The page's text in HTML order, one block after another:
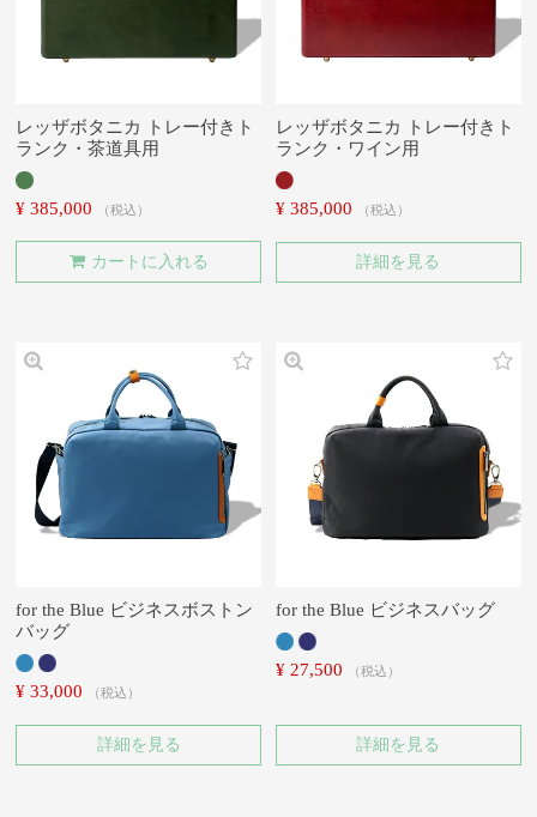
レッザボタニカ トレー付きト
ランク・茶道具用
¥ 385,000 税込
カートに入れる
レッザボタニカ トレー付きト
ランク・ワイン用
¥ 385,000 税込
詳細を見る
for the Blue ビジネスボストン
バッグ
¥ 33,000 税込
詳細を見る
for the Blue ビジネスバッグ
¥ 27,500 税込
詳細を見る